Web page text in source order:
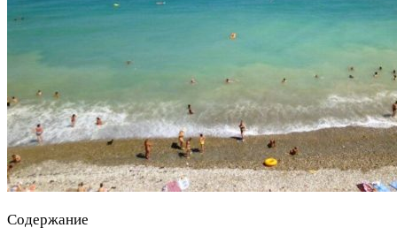
Содержание